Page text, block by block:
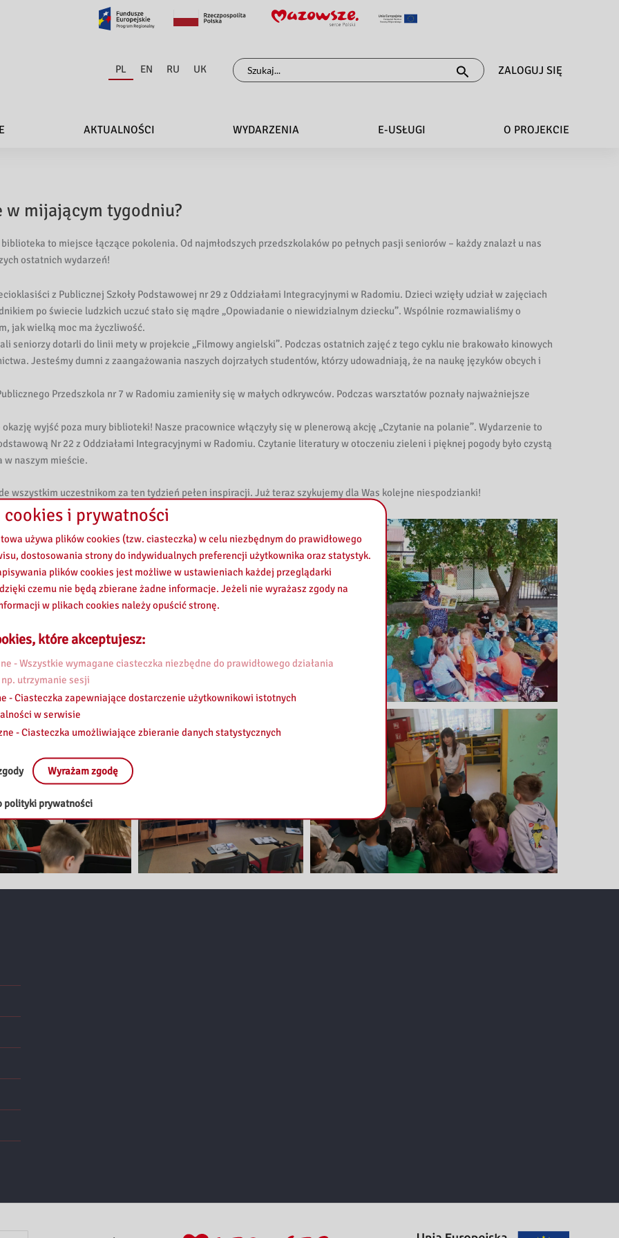
PL EN RU UK
Szukaj
dla:
ZALOGUJ SIĘ
AKTUALNOŚCI WYDARZENIA E-USŁUGI O PROJEKCIE
w mijającym tygodniu?
to miejsce łączące pokolenia. Od najmłodszych przedszkolaków po pełnych pasji seniorów – każdy znalazł u nas
ostatnich wydarzeń!
z Publicznej Szkoły Podstawowej nr 29 z Oddziałami Integracyjnymi w Radomiu. Dzieci wzięły udział w zajęciach
po świecie ludzkich uczuć stało się mądre „Opowiadanie o niewidzialnym dziecku”. Wspólnie rozmawialiśmy o
jak wielką moc ma życzliwość.
seniorzy dotarli do linii mety w projekcie „Filmowy angielski”. Podczas ostatnich zajęć z tego cyklu nie brakowało kinowych
Jesteśmy dumni z zaangażowania naszych dojrzałych studentów, którzy udowadniają, że na naukę języków obcych i
Przedszkola nr 7 w Radomiu zamieniły się w małych odkrywców. Podczas warsztatów poznały najważniejsze
wyjść poza mury biblioteki! Nasze pracownice włączyły się w plenerową akcję „Czytanie na polanie”. Wydarzenie to
Nr 22 z Oddziałami Integracyjnymi w Radomiu. Czytanie literatury w otoczeniu zieleni i pięknej pogody było czystą
w naszym mieście.
wszystkim uczestnikom za ten tydzień pełen inspiracji. Już teraz szykujemy dla Was kolejne niespodzianki!
i prywatności
używa plików cookies (tzw. ciasteczka) w celu niezbędnym do prawidłowego
dostosowania strony do indywidualnych preferencji użytkownika oraz statystyk.
plików cookies jest możliwe w ustawieniach każdej przeglądarki
czemu nie będą zbierane żadne informacje. Jeżeli nie wyrażasz zgody na
w plikach cookies należy opuścić stronę.
które akceptujesz:
- Wszystkie wymagane ciasteczka niezbędne do prawidłowego działania
utrzymanie sesji
- Ciasteczka zapewniające dostarczenie użytkownikowi istotnych
w serwisie
- Ciasteczka umożliwiające zbieranie danych statystycznych
Wyrażam zgodę
polityki prywatności